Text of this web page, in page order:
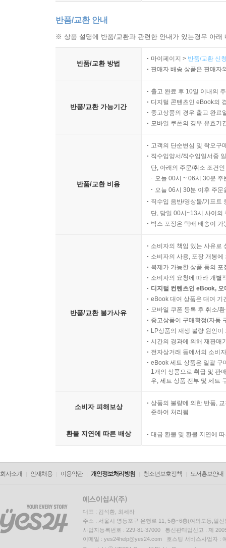
반품/교환 안내
※ 상품 설명에 반품/교환과 관련한 안내가 있는경우 아
반품/교환 방법
마이페이지 > 반품/교환 신
판매자 배송 상품은 판매자
반품/교환 가능기간
출고 완료 후 10일 이내의
디지털 콘텐츠인 eBook의
중고상품의 경우 출고 완료
모바일 쿠폰의 경우 유효기
반품/교환 비용
고객의 단순변심 및 착오구
직수입양서/직수입일서중
단, 아래의 주문/취소 조건
오늘 00시 ~ 06시 30분
오늘 06시 30분 이후 주
직수입 음반/영상물/기프트
단, 당일 00시~13시 사이의
박스 포장은 택배 배송이
반품/교환 불가사유
소비자의 책임 있는 사유로
소비자의 사용, 포장 개봉
복제가 가능한 상품 등의
소비자의 요청에 따라 개별
디지털 컨텐츠인 eBook,
eBook 대여 상품은 대여 기
모바일 쿠폰 등록 후 취소/
중고상품이 구매확정(자동
LP상품의 재생 불량 원인
시간의 경과에 의해 재판매
전자상거래 등에서의 소비
eBook 세트 상품은 일괄 구
1개의 상품으로 취급 및 판
우, 세트 상품 전부 및 세트
소비자 피해보상
상품의 불량에 의한 반품,
준하여 처리됨
환불 지연에 따른 배상 대금 환불 및 환불 지연에
회사소개 인재채용 이용약관 개인정보처리방침 청소년보호정책 도서홍보안내
대표 : 김석환, 최세라
주소 : 서울시 영등포구 은행로 11, 5층~6층(여의도동,일신
사업자등록번호 : 229-81-37000 통신판매업신고 : 제
이메일 : yes24help@yes24.com 호스팅 서비스사업자 :